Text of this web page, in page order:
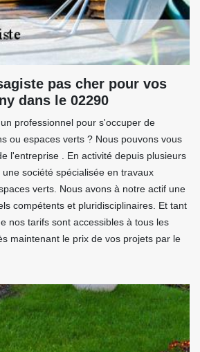
pas cher pour vos
dans le 02290
professionnel pour s'occuper de
ou espaces verts ? Nous pouvons vous
l'entreprise . En activité depuis plusieurs
société spécialisée en travaux
verts. Nous avons à notre actif une
compétents et pluridisciplinaires. Et tant
nos tarifs sont accessibles à tous les
maintenant le prix de vos projets par le